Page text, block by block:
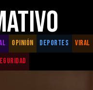
OPINIÓN DEPORTES
VIRAL